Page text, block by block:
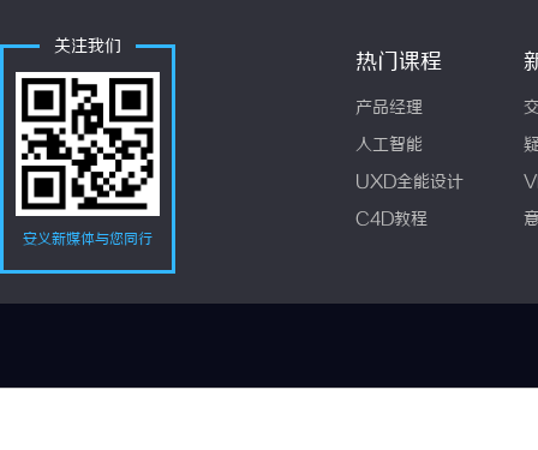
关注我们
安义新媒体与您同行
热门课程
产品经理
人工智能
UXD全能设计
C4D教程